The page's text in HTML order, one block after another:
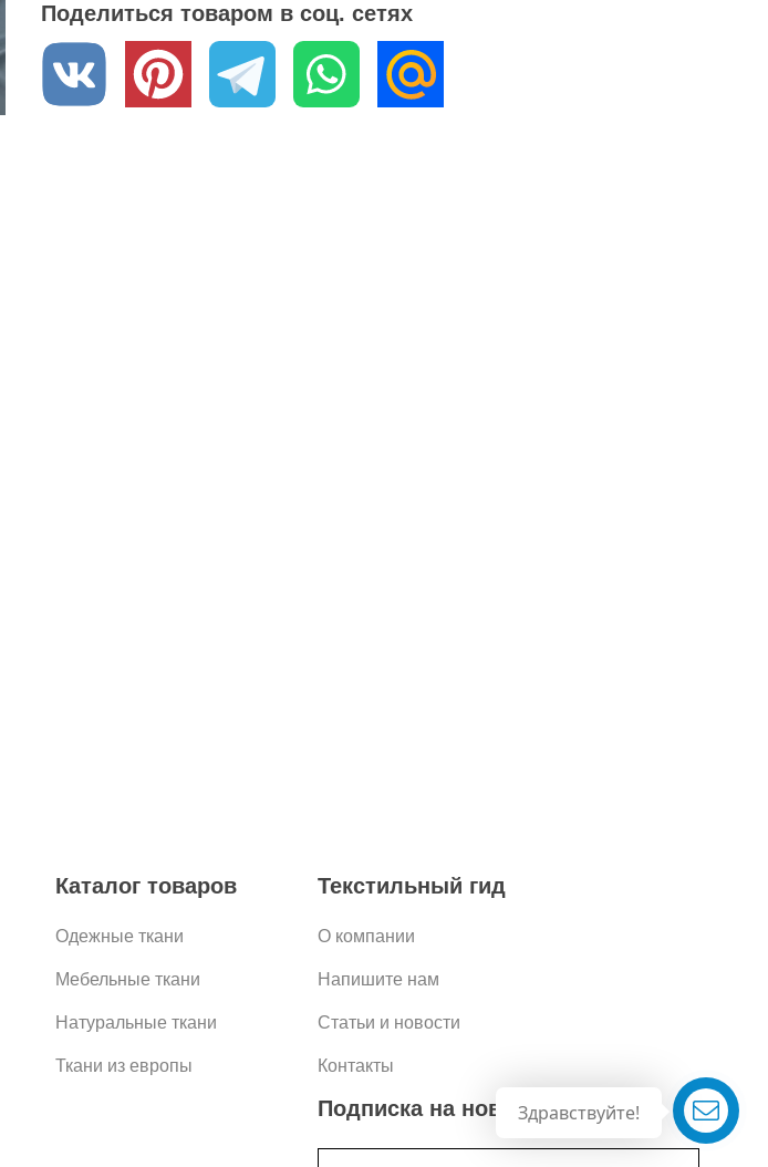
Здравствуйте!
Поделиться товаром в соц. сетях
Каталог товаров
Одежные ткани
Мебельные ткани
Натуральные ткани
Ткани из европы
Текстильный гид
О компании
Напишите нам
Статьи и новости
Контакты
Подписка на новости